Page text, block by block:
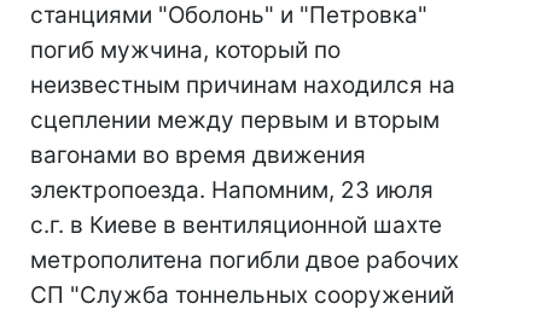
станциями "Оболонь" и "Петровка"
погиб мужчина, который по
неизвестным причинам находился на
сцеплении между первым и вторым
вагонами во время движения
электропоезда. Напомним, 23 июля
с.г. в Киеве в вентиляционной шахте
метрополитена погибли двое рабочих
СП "Служба тоннельных сооружений